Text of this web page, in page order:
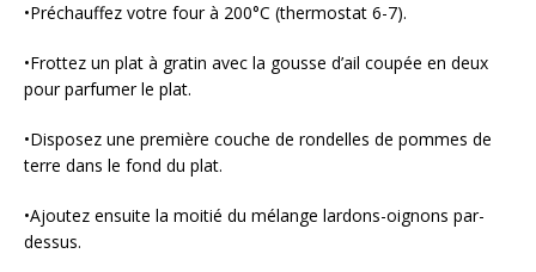
•Préchauffez votre four à 200°C (thermostat 6-7).
•Frottez un plat à gratin avec la gousse d’ail coupée en deux
pour parfumer le plat.
•Disposez une première couche de rondelles de pommes de
terre dans le fond du plat.
•Ajoutez ensuite la moitié du mélange lardons-oignons par-
dessus.